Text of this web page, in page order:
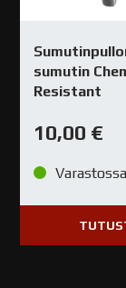
sumutin
Resistant
10,00 €
Varastossa